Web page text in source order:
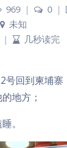
969 | 0 |
未知
| 几秒读完
号回到柬埔寨
地方；
。